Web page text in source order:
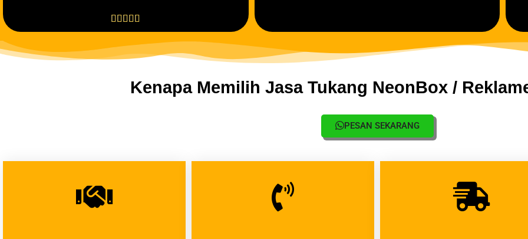
    
Kenapa Memilih Jasa Tukang NeonBox /
PESAN SEKARANG